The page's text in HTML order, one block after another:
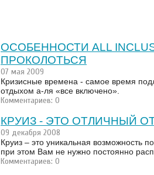
ОСОБЕННОСТИ ALL
ПРОКОЛОТЬСЯ
07 мая 2009
Кризисные времена - самое время
отдыхом а-ля «все включено».
Комментариев: 0
КРУИЗ - ЭТО ОТЛИЧНЫЙ
09 декабря 2008
Круиз – это уникальная возможность
при этом Вам не нужно постоянно
Комментариев: 0